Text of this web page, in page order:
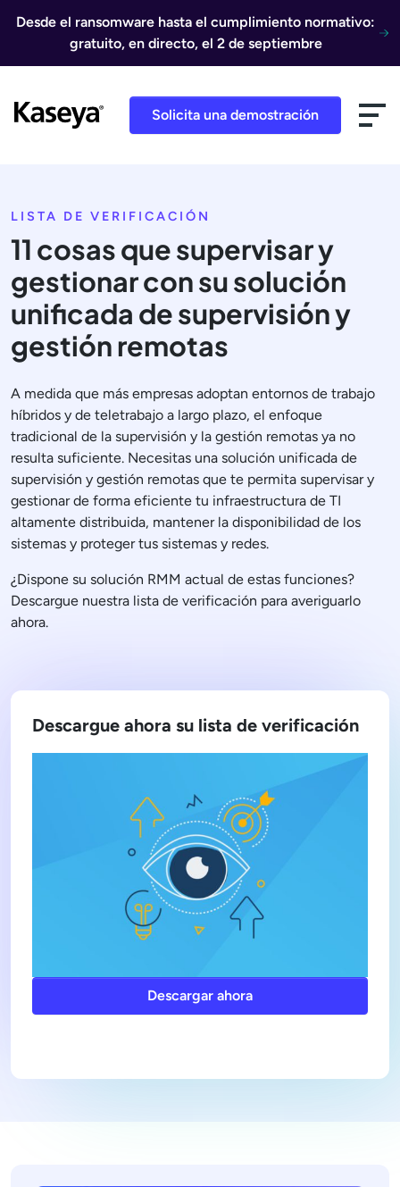
Desde el ransomware hasta el cumplimiento normativo:
gratuito, en directo, el 2 de septiembre
Solicita una demostración
LISTA DE VERIFICACIÓN
11 cosas que supervisar y
gestionar con su solución
unificada de supervisión y
gestión remotas
A medida que más empresas adoptan entornos de trabajo
híbridos y de teletrabajo a largo plazo, el enfoque
tradicional de la supervisión y la gestión remotas ya no
resulta suficiente. Necesitas una solución unificada de
supervisión y gestión remotas que te permita supervisar y
gestionar de forma eficiente tu infraestructura de TI
altamente distribuida, mantener la disponibilidad de los
sistemas y proteger tus sistemas y redes.
¿Dispone su solución RMM actual de estas funciones?
Descargue nuestra lista de verificación para averiguarlo
ahora.
Descargue ahora su lista de verificación
Descargar ahora